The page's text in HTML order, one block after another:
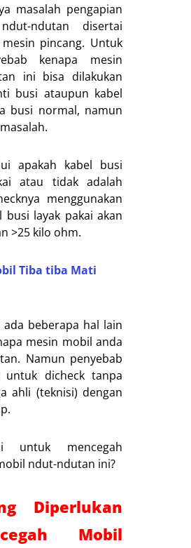
masalah pengapian
ndutan disertai
pincang. Untuk
kenapa mesin
ini bisa dilakukan
busi ataupun kabel
busi normal, namun
apakah kabel busi
atau tidak adalah
menggunakan
busi layak pakai akan
>25 kilo ohm.
Tiba tiba Mati
ada beberapa hal lain
mesin mobil anda
Namun penyebab
dicheck tanpa
ahli (teknisi) dengan
untuk mencegah
ndut-ndutan ini?
Diperlukan
Mobil